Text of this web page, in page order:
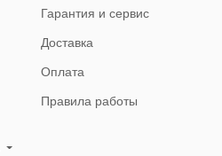
Гарантия и сервис
Доставка
Оплата
Правила работы